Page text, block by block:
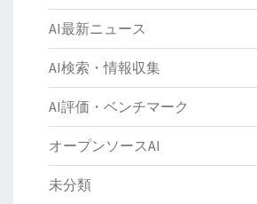
AI最新ニュース
AI検索・情報収集
AI評価・ベンチマーク
オープンソースAI
未分類